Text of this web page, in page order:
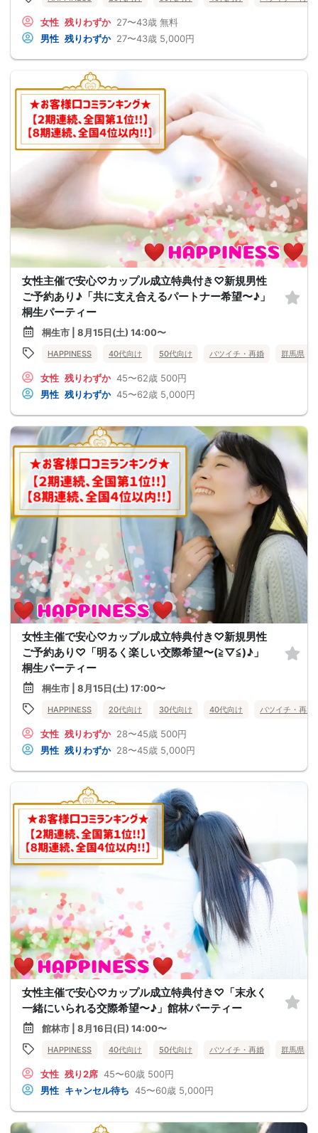
女性 残りわずか 27〜43歳 無料
男性 残りわずか 27〜43歳 5,000円
女性主催で安心♡カップル成立特典付き♡新規男性
ご予約あり♪「共に支え合えるパートナー希望〜♪」
桐生パーティー
桐生市 | 8月15日(土) 14:00〜
HAPPINESS 40代向け 50代向け バツイチ・再婚 群馬県
女性 残りわずか 45〜62歳 500円
男性 残りわずか 45〜62歳 5,000円
女性主催で安心♡カップル成立特典付き♡新規男性
ご予約あり♡「明るく楽しい交際希望〜(≧▽≦)♪」
桐生パーティー
桐生市 | 8月15日(土) 17:00〜
HAPPINESS 20代向け 30代向け 40代向け バツイチ・再婚
女性 残りわずか 28〜45歳 500円
男性 残りわずか 28〜45歳 5,000円
女性主催で安心♡カップル成立特典付き♡「末永く
一緒にいられる交際希望〜♪」館林パーティー
館林市 | 8月16日(日) 14:00〜
HAPPINESS 40代向け 50代向け バツイチ・再婚 群馬県
女性 残り2席 45〜60歳 500円
男性 キャンセル待ち 45〜60歳 5,000円